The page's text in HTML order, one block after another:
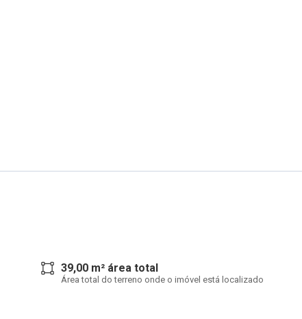
39,00 m² área total
Área total do terreno onde o imóvel está localizado